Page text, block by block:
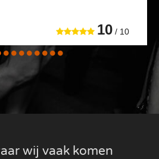
10 / 10
wij vaak komen